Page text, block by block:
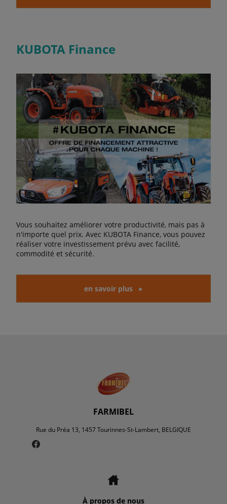
KUBOTA Finance
Vous souhaitez améliorer votre productivité, mais pas à
n'importe quel prix. Avec KUBOTA Finance, vous pouvez
réaliser votre investissement prévu avec facilité,
commodité et sécurité.
en savoir plus
FARMIBEL
Rue du Préa 13, 1457 Tourinnes-St-Lambert, BELGIQUE
À propos de nous